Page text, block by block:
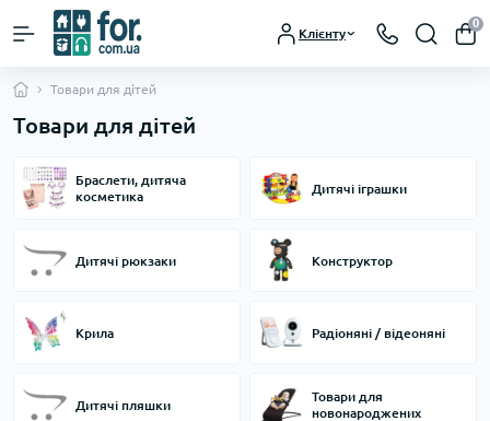
Клієнту
0
Товари для дітей
Товари для дітей
Браслети, дитяча
косметика
Дитячі іграшки
Дитячі рюкзаки Конструктор
Крила Радіоняні / відеоняні
Дитячі пляшки
Товари для
новонароджених